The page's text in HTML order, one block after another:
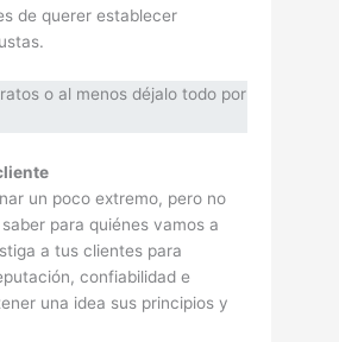
de querer establecer
o al menos déjalo todo por
un poco extremo, pero no
saber para quiénes vamos a
a tus clientes para
confiabilidad e
una idea sus principios y